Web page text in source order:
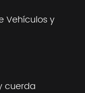
Vehículos y
cuerda